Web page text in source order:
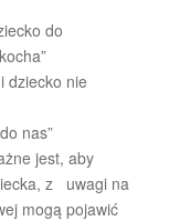
do
dziecko nie
nas”
jest, aby
z uwagi na
mogą pojawić